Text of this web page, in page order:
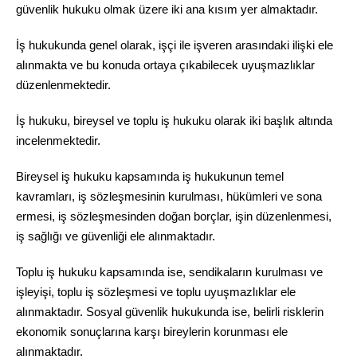
güvenlik hukuku olmak üzere iki ana kısım yer almaktadır.
İş hukukunda genel olarak, işçi ile işveren arasındaki ilişki ele
alınmakta ve bu konuda ortaya çıkabilecek uyuşmazlıklar
düzenlenmektedir.
İş hukuku, bireysel ve toplu iş hukuku olarak iki başlık altında
incelenmektedir.
Bireysel iş hukuku kapsamında iş hukukunun temel
kavramları, iş sözleşmesinin kurulması, hükümleri ve sona
ermesi, iş sözleşmesinden doğan borçlar, işin düzenlenmesi,
iş sağlığı ve güvenliği ele alınmaktadır.
Toplu iş hukuku kapsamında ise, sendikaların kurulması ve
işleyişi, toplu iş sözleşmesi ve toplu uyuşmazlıklar ele
alınmaktadır. Sosyal güvenlik hukukunda ise, belirli risklerin
ekonomik sonuçlarına karşı bireylerin korunması ele
alınmaktadır.